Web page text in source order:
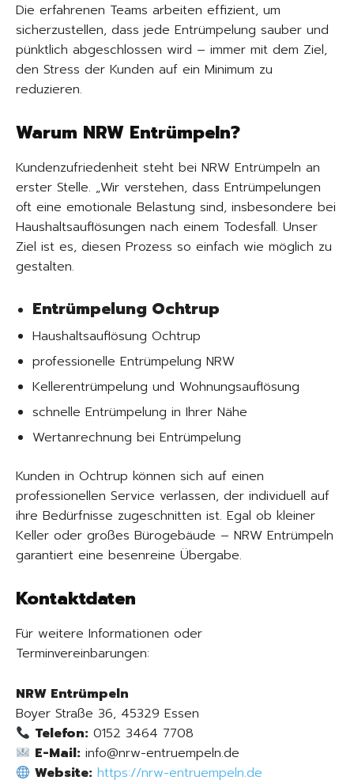
Die erfahrenen Teams arbeiten effizient, um
sicherzustellen, dass jede Entrümpelung sauber und
pünktlich abgeschlossen wird – immer mit dem Ziel,
den Stress der Kunden auf ein Minimum zu
reduzieren.
Warum NRW Entrümpeln?
Kundenzufriedenheit steht bei NRW Entrümpeln an
erster Stelle. „Wir verstehen, dass Entrümpelungen
oft eine emotionale Belastung sind, insbesondere bei
Haushaltsauflösungen nach einem Todesfall. Unser
Ziel ist es, diesen Prozess so einfach wie möglich zu
gestalten.
Entrümpelung Ochtrup
Haushaltsauflösung Ochtrup
professionelle Entrümpelung NRW
Kellerentrümpelung und Wohnungsauflösung
schnelle Entrümpelung in Ihrer Nähe
Wertanrechnung bei Entrümpelung
Kunden in Ochtrup können sich auf einen
professionellen Service verlassen, der individuell auf
ihre Bedürfnisse zugeschnitten ist. Egal ob kleiner
Keller oder großes Bürogebäude – NRW Entrümpeln
garantiert eine besenreine Übergabe.
Kontaktdaten
Für weitere Informationen oder
Terminvereinbarungen:
NRW Entrümpeln
Boyer Straße 36, 45329 Essen
Telefon: 0152 3464 7708
E-Mail: info@nrw-entruempeln.de
Website: https://nrw-entruempeln.de